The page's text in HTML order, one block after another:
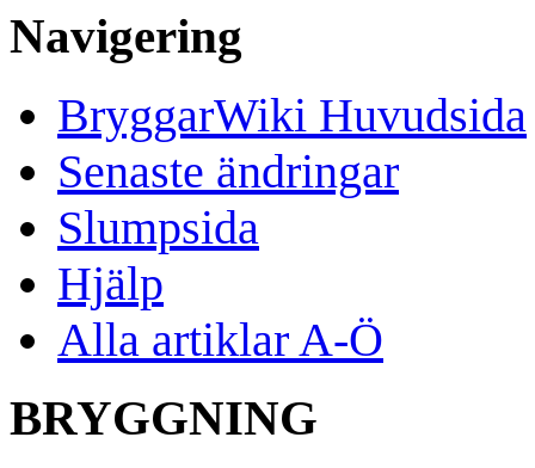
Navigering
BryggarWiki Huvudsida
Senaste ändringar
Slumpsida
Hjälp
Alla artiklar A-Ö
BRYGGNING